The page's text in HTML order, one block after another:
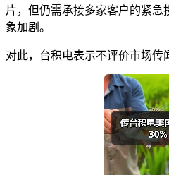
片，但仍需承接多家客户的紧急
象加剧。
对此，台积电表示不评价市场传